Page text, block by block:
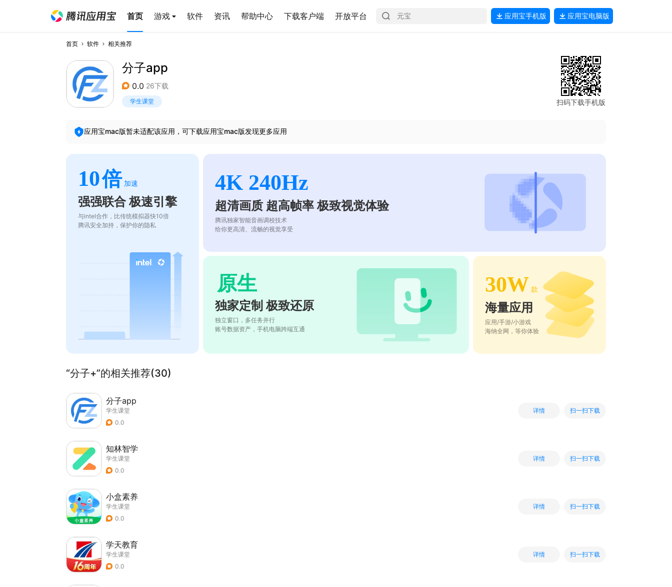
首页 游戏 软件 资讯 帮助中心 下载客户端 开放平台 应用宝手机版 应用宝电脑版
首页 软件 相关推荐
分子app
0.0 26下载
学生课堂 扫码下载手机版
应用宝mac版暂未适配该应用，可下载应用宝mac版发现更多应用
10倍 加速
强强联合 极速引擎
与intel合作，比传统模拟器快10倍
腾讯安全加持，保护你的隐私
4K 240Hz
超清画质 超高帧率 极致视觉体验
腾讯独家智能音画调校技术
给你更高清、流畅的视觉享受
原生
独家定制 极致还原
独立窗口，多任务并行
账号数据资产，手机电脑跨端互通
30W 款
海量应用
应用/手游/小游戏
海纳全网，等你体验
“分子+”的相关推荐(30)
分子app
学生课堂
0.0
详情 扫一扫下载
知林智学
学生课堂
0.0
详情 扫一扫下载
小盒素养
学生课堂
0.0
详情 扫一扫下载
学天教育
学生课堂
0.0
详情 扫一扫下载